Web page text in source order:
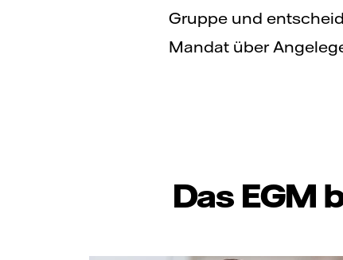
Gruppe und
Mandat über
Das EGM